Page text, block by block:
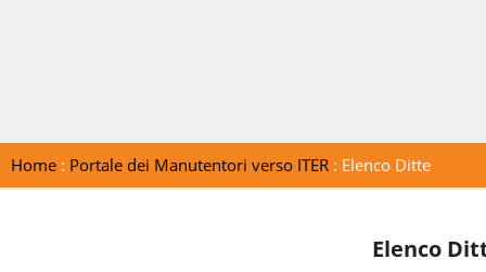
Home: Portale dei Manutentori verso ITER: Elenco Ditte
Elenco